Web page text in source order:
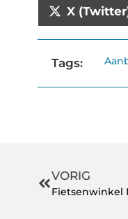
X
Tags:
VORIG
Fietsenwinkel